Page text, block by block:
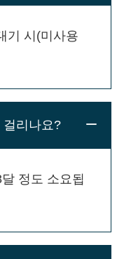
기 시(미사용
걸리나요?
정도 소요됩